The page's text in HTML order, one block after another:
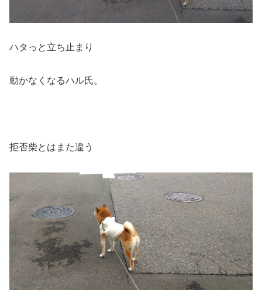
ハタっと立ち止まり
動かなくなるハル氏。
拒否柴とはまた違う